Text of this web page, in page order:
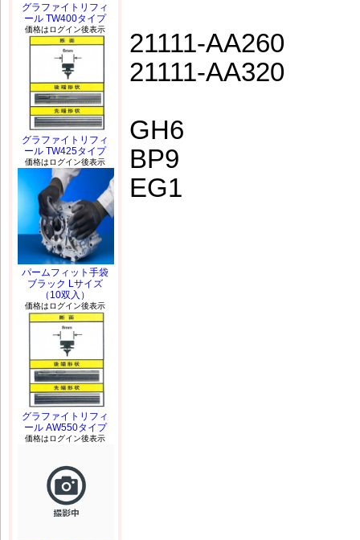
21111-AA260
21111-AA320
GH6
BP9
EG1
グラファイトリフィ
ール TW400タイプ
価格はログイン後表示
グラファイトリフィ
ール TW425タイプ
価格はログイン後表示
パームフィット手袋
ブラック Lサイズ
（10双入）
価格はログイン後表示
グラファイトリフィ
ール AW550タイプ
価格はログイン後表示